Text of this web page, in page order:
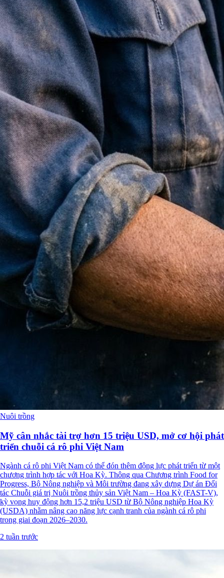
Nuôi trồng
Mỹ cân nhắc tài trợ hơn 15 triệu USD, mở cơ hội phát
triển chuỗi cá rô phi Việt Nam
Ngành cá rô phi Việt Nam có thể đón thêm động lực phát triển từ một
chương trình hợp tác với Hoa Kỳ. Thông qua Chương trình Food for
Progress, Bộ Nông nghiệp và Môi trường đang xây dựng Dự án Đối
tác Chuỗi giá trị Nuôi trồng thủy sản Việt Nam – Hoa Kỳ (FAST-V),
kỳ vọng huy động hơn 15,2 triệu USD từ Bộ Nông nghiệp Hoa Kỳ
(USDA) nhằm nâng cao năng lực cạnh tranh của ngành cá rô phi
trong giai đoạn 2026–2030.
2 tuần trước